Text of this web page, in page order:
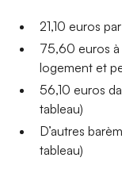
21,10 euros
75,60 euros à
logement et
56,10 euros
tableau)
D’autres
tableau)